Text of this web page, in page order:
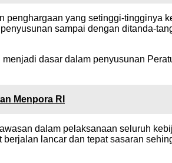
penghargaan yang setinggi-
sampai dengan ditanda-
dasar dalam penyusunan
Menpora RI
dalam pelaksanaan seluruh
lancar dan tepat sasaran